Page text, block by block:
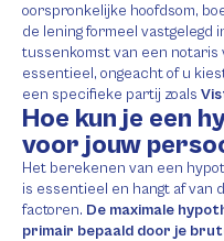
oorspronkelijke hoofdsom,
de lening formeel vastgelegd
tussenkomst van een
essentieel, ongeacht of u
een specifieke partij zoals
Hoe kun je een
voor jouw
Het berekenen van een
is essentieel en hangt af van
factoren. De maximale
primair bepaald door je